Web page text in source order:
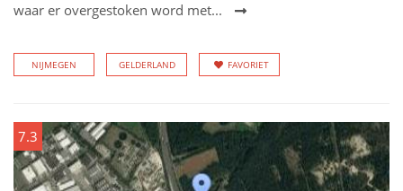
waar er overgestoken word met...
NIJMEGEN GELDERLAND FAVORIET
7.3